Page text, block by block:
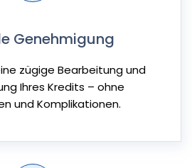
Genehmigung
zügige Bearbeitung und
Ihres Kredits – ohne
und Komplikationen.